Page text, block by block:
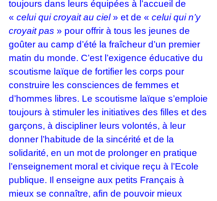
toujours dans leurs équipées à l’accueil de
« celui qui croyait au ciel» et de « celui qui n’y
croyait pas » pour offrir à tous les jeunes de
goûter au camp d’été la fraîcheur d’un premier
matin du monde. C’est l’exigence éducative du
scoutisme laïque de fortifier les corps pour
construire les consciences de femmes et
d’hommes libres. Le scoutisme laïque s’emploie
toujours à stimuler les initiatives des filles et des
garçons, à discipliner leurs volontés, à leur
donner l’habitude de la sincérité et de la
solidarité, en un mot de prolonger en pratique
l’enseignement moral et civique reçu à l’Ecole
publique. Il enseigne aux petits Français à
mieux se connaître, afin de pouvoir mieux